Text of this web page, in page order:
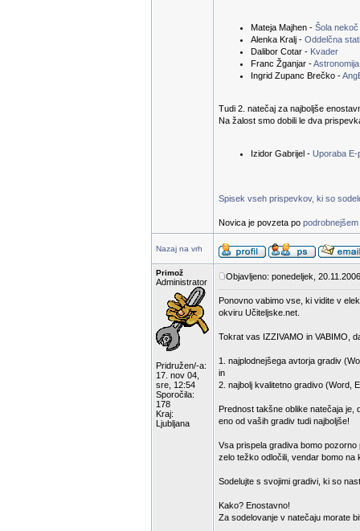
Mateja Majhen - Šola nekoč
Alenka Kralj - Oddelčna
Dalibor Cotar - Kvader
Franc Žganjar -Astronomija
Ingrid Zupanc Brečko -
Tudi 2. natečaj za najboljše
Na žalost smo dobili le dva
Izidor Gabrijel - Uporaba E-
Spisek vseh prispevkov, ki so
Novica je povzeta po
Nazaj na vrh
Primož
Administrator
Pridružen/-a:
17. nov 04,
sre, 12:54
Sporočila:
178
Kraj:
Ljubljana
Objavljeno: ponedeljek,
Ponovno vabimo vse, ki vidite v
okviru Učiteljske.net.
Tokrat vas IZZIVAMO in VABIMO,
1. najplodnejšega avtorja gradiv
in
2. najbolj kvalitetno gradivo (Word,
Prednost takšne oblike natečaja je,
eno od vaših gradiv tudi najboljše!
Vsa prispela gradiva bomo
zelo težko odločili, vendar bomo
Sodelujte s svojimi gradivi, ki so
Kako? Enostavno!
Za sodelovanje v natečaju morate